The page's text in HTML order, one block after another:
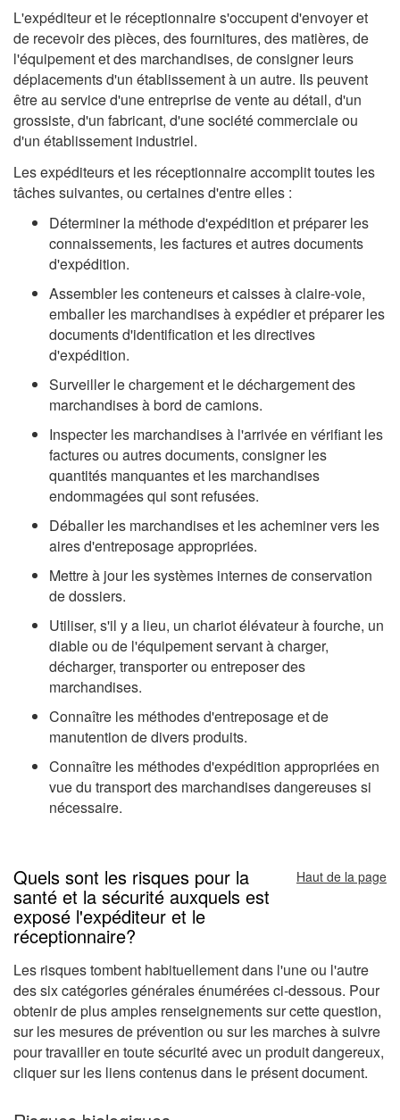
L'expéditeur et le réceptionnaire s'occupent d'envoyer et
de recevoir des pièces, des fournitures, des matières, de
l'équipement et des marchandises, de consigner leurs
déplacements d'un établissement à un autre. Ils peuvent
être au service d'une entreprise de vente au détail, d'un
grossiste, d'un fabricant, d'une société commerciale ou
d'un établissement industriel.
Les expéditeurs et les réceptionnaire accomplit toutes les
tâches suivantes, ou certaines d'entre elles :
Déterminer la méthode d'expédition et préparer les
connaissements, les factures et autres documents
d'expédition.
Assembler les conteneurs et caisses à claire-voie,
emballer les marchandises à expédier et préparer les
documents d'identification et les directives
d'expédition.
Surveiller le chargement et le déchargement des
marchandises à bord de camions.
Inspecter les marchandises à l'arrivée en vérifiant les
factures ou autres documents, consigner les
quantités manquantes et les marchandises
endommagées qui sont refusées.
Déballer les marchandises et les acheminer vers les
aires d'entreposage appropriées.
Mettre à jour les systèmes internes de conservation
de dossiers.
Utiliser, s'il y a lieu, un chariot élévateur à fourche, un
diable ou de l'équipement servant à charger,
décharger, transporter ou entreposer des
marchandises.
Connaître les méthodes d'entreposage et de
manutention de divers produits.
Connaître les méthodes d'expédition appropriées en
vue du transport des marchandises dangereuses si
nécessaire.
Quels sont les risques pour la
santé et la sécurité auxquels est
exposé l'expéditeur et le
réceptionnaire?
Haut de la page
Les risques tombent habituellement dans l'une ou l'autre
des six catégories générales énumérées ci-dessous. Pour
obtenir de plus amples renseignements sur cette question,
sur les mesures de prévention ou sur les marches à suivre
pour travailler en toute sécurité avec un produit dangereux,
cliquer sur les liens contenus dans le présent document.